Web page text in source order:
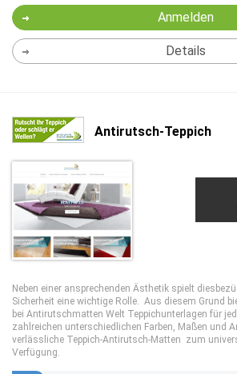
Anmelden
Details
Antirutsch-Teppich
Neben einer ansprechenden Ästhetik spielt
Sicherheit eine wichtige Rolle. Aus diesem Grund
bei Antirutschmatten Welt Teppichunterlagen für
zahlreichen unterschiedlichen Farben, Maßen und
verlässliche Teppich-Antirutsch-Matten zum
Verfügung.